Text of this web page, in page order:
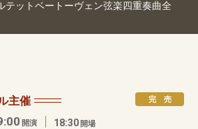
テットベートーヴェン弦楽四重奏曲全
主催 完 売
開演 18:30 開場